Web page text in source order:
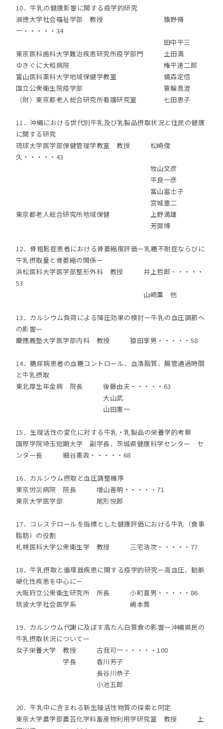
10．牛乳の健康影響に関する疫学的研究
淑徳大学社会福祉学部 教授 籏野脩
一・・・・・34
田中平三
東京医科歯科大学難治疾患研究所疫学部門 土田満
ゆきぐに大和病院 権平達二郎
富山医科薬科大学地域保健学教室 鏡森定信
国立公衆衛生院疫学部 簑輪真澄
（財）東京都老人総合研究所看護研究室 七田恵子
11．沖縄における世代別牛乳及び乳製品摂取状況と住民の健康
に関する研究
琉球大学医学部保健管理学教室 教授 松崎俊
久・・・・・43
牧山文彦
平良一彦
富山冨士子
宮城重二
東京都老人総合研究所地域保健 上野満雄
芳賀博
12．骨粗鬆症患者における骨萎縮度評価ー乳糖不耐症ならびに
牛乳摂取量と骨萎縮の関係ー
浜松医科大学医学部整形外科 教授 井上哲郎・・・・・
53
山崎薫 他
13．カルシウム負荷による降圧効果の検討ー牛乳の血圧調節へ
の影響ー
慶應義塾大学医学部内科 教授 猿田享男・・・・・58
14．糖尿病患者の血糖コントロール、血清脂質、腸管通過時間
と牛乳摂取
東北厚生年金病 院長 後藤由夫・・・・・63
大山武
山田憲一
15．生理活性の変化に対する牛乳・乳製品の栄養学的考察
国際学院埼玉短期大学 副学長、茨城県健康科学センター セ
ンター長 細谷憲政・・・・・68
16．カルシウム摂取と血圧調整機序
東京労災病院 院長 増山善明・・・・・71
東京大学医学部 尾形悦郎
17．コレステロールを指標とした健康評価における牛乳（食事
脂肪）の役割
札幌医科大学公衆衛生学 教授 三宅浩次・・・・・77
18．牛乳摂取と循環器疾患に関する疫学的研究ー高血圧、動脈
硬化性疾患を中心にー
大阪府立公衆衛生研究所 所長 小町喜男・・・・・86
筑波大学社会医学系 嶋本喬
19．カルシウム代謝に及ぼす高たん白質食の影響ー沖縄県民の
牛乳摂取状況についてー
女子栄養大学 教授 古我可一・・・・・100
学長 香川芳子
長谷川恭子
小池五郎
20．牛乳中に含まれる新生理活性物質の探索と同定
東京大学農学部農芸化学科畜産物利用学研究室 教授 上